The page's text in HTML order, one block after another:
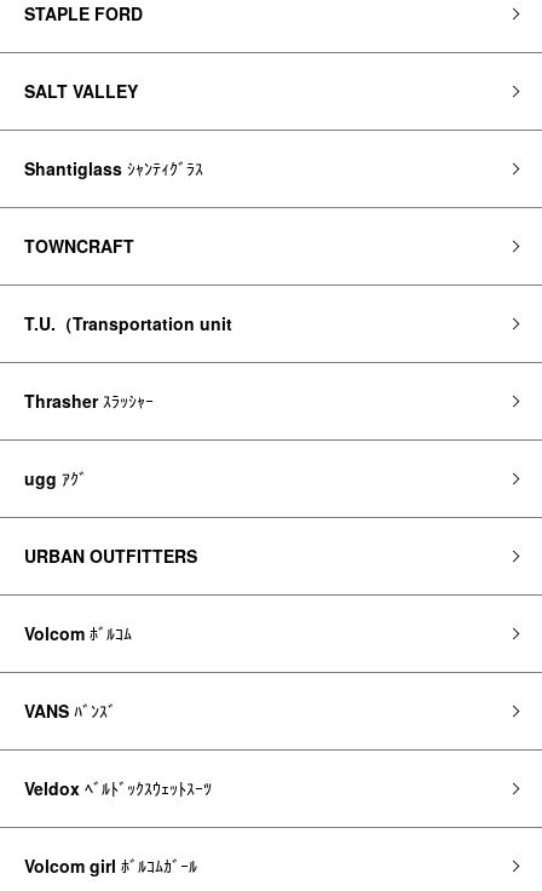
STAPLE FORD
SALT VALLEY
Shantiglass ｼｬﾝﾃｨｸﾞﾗｽ
TOWNCRAFT
T.U.（Transportation unit
Thrasherｽﾗｯｼｬｰ
ugg ｱｸﾞ
URBAN OUTFITTERS
Volcom ﾎﾞﾙｺﾑ
VANS ﾊﾞﾝｽﾞ
Veldox ﾍﾞﾙﾄﾞｯｸｽｳｪｯﾄｽｰﾂ
Volcom girl ﾎﾞﾙｺﾑｶﾞｰﾙ